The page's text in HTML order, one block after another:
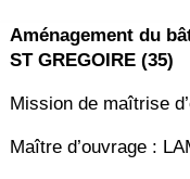
Aménagement du
ST GREGOIRE (35)
Mission de maîtrise
Maître d’ouvrage :